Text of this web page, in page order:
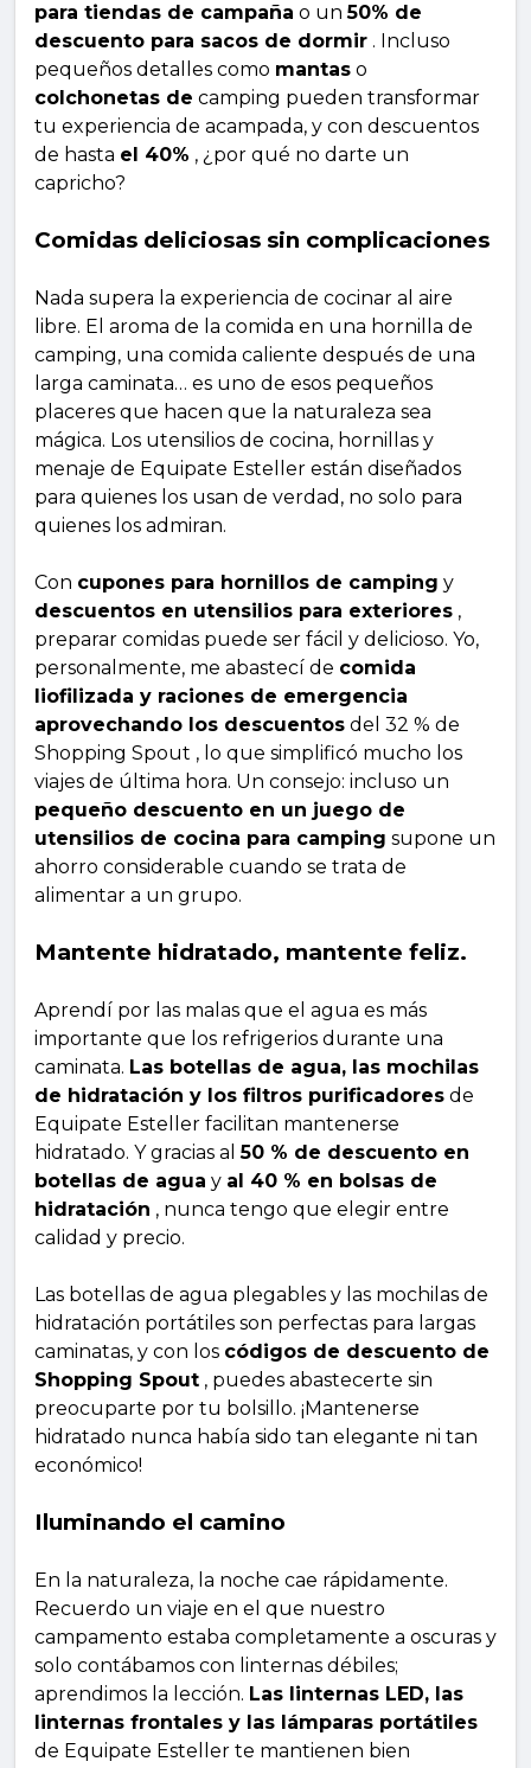
para tiendas de campaña o un50% de
descuento para sacos de dormir . Incluso
pequeños detalles como mantas o
colchonetas de camping pueden transformar
tu experiencia de acampada, y con descuentos
de hasta el 40% , ¿por qué no darte un
capricho?
Comidas deliciosas sin complicaciones
Nada supera la experiencia de cocinar al aire
libre. El aroma de la comida en una hornilla de
camping, una comida caliente después de una
larga caminata… es uno de esos pequeños
placeres que hacen que la naturaleza sea
mágica. Los utensilios de cocina, hornillas y
menaje de Equipate Esteller están diseñados
para quienes los usan de verdad, no solo para
quienes los admiran.
Con cupones para hornillos de camping y
descuentos en utensilios para exteriores ,
preparar comidas puede ser fácil y delicioso. Yo,
personalmente, me abastecí de comida
liofilizada y raciones de emergencia
aprovechando los descuentos del 32 % de
Shopping Spout , lo que simplificó mucho los
viajes de última hora. Un consejo: incluso un
pequeño descuento en un juego de
utensilios de cocina para camping supone un
ahorro considerable cuando se trata de
alimentar a un grupo.
Mantente hidratado, mantente feliz.
Aprendí por las malas que el agua es más
importante que los refrigerios durante una
caminata. Las botellas de agua, las mochilas
de hidratación y los filtros purificadores de
Equipate Esteller facilitan mantenerse
hidratado. Y gracias al50 % de descuento en
botellas de agua y al 40 % en bolsas de
hidratación , nunca tengo que elegir entre
calidad y precio.
Las botellas de agua plegables y las mochilas de
hidratación portátiles son perfectas para largas
caminatas, y con los códigos de descuento de
Shopping Spout , puedes abastecerte sin
preocuparte por tu bolsillo. ¡Mantenerse
hidratado nunca había sido tan elegante ni tan
económico!
Iluminando el camino
En la naturaleza, la noche cae rápidamente.
Recuerdo un viaje en el que nuestro
campamento estaba completamente a oscuras y
solo contábamos con linternas débiles;
aprendimos la lección. Las linternas LED, las
linternas frontales y las lámparas portátiles
de Equipate Esteller te mantienen bien